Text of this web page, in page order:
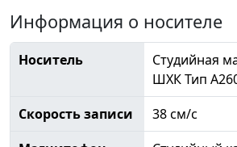
Информация о носителе
Носитель
Студийная
ШХК Тип
Скорость записи
38 см/с